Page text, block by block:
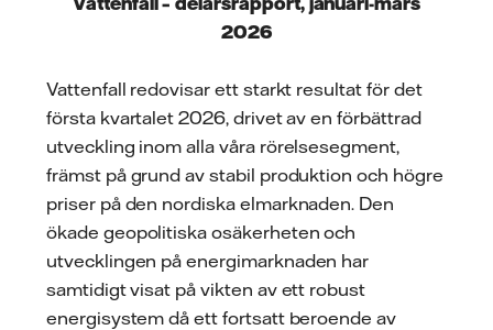
2026
Vattenfall redovisar ett starkt resultat för det
första kvartalet 2026, drivet av en förbättrad
utveckling inom alla våra rörelsesegment,
främst på grund av stabil produktion och högre
priser på den nordiska elmarknaden. Den
ökade geopolitiska osäkerheten och
utvecklingen på energimarknaden har
samtidigt visat på vikten av ett robust
energisystem då ett fortsatt beroende av